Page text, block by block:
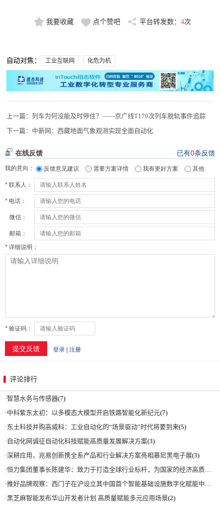
我要收藏 点个赞吧 平台转发数： 4次
自动对焦： 工业互联网 化危为机
上一篇：列车为何没能及时停住？——京广线T179次列车脱轨事件追踪
下一篇： 中新网：西藏地面气象观测实现全面自动化
评论排行
·智慧水务与传感器(7)
·中科紫东太初：以多模态大模型开启铁路智能化新纪元(7)
·东土科技并购高威科：工业自动化的“场景驱动”时代将要到来(5)
· 自动化网诚征自动化科技赋能高质量发展解决方案(3)
·深耕应用，兆易创新携全系产品和行业解决方案亮相慕尼黑电子展(3)
·恒力集团董事长陈建华：致力于打造全球行业标杆，为国家的经济高质量发展贡献更大力量|上海电气集团党委书记、董事长吴磊来访
·推好品牌观察：西门子在沪设立其中国首个智能基础设施数字化赋能中心
·黑芝麻智能发布华山开发者计划 高质量赋能多元应用场景(2)